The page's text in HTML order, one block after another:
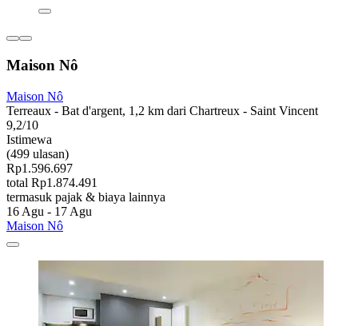
Maison Nô
Maison Nô
Terreaux - Bat d'argent, 1,2 km dari Chartreux - Saint Vincent
9,2/10
Istimewa
(499 ulasan)
Rp1.596.697
total Rp1.874.491
termasuk pajak & biaya lainnya
16 Agu - 17 Agu
Maison Nô